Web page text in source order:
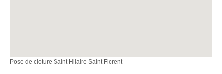
Pose de cloture Saint Hilaire Saint Florent